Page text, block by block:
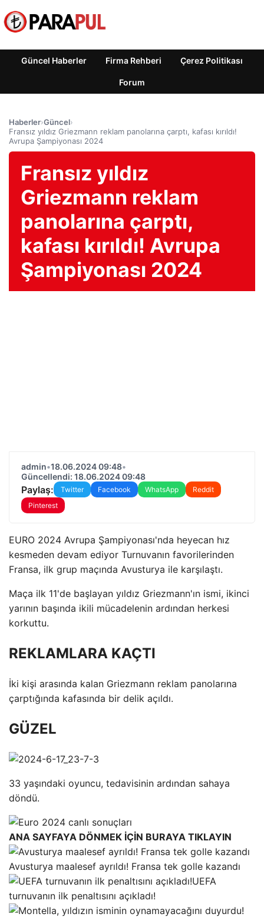
Güncel Haberler Firma Rehberi Çerez Politikası
Forum
Haberler›Güncel›
Fransız yıldız Griezmann reklam panolarına çarptı, kafası kırıldı!
Avrupa Şampiyonası 2024
Fransız yıldız
Griezmann reklam
panolarına çarptı,
kafası kırıldı! Avrupa
Şampiyonası 2024
admin•18.06.2024 09:48•
Güncellendi: 18.06.2024 09:48
Paylaş: Twitter Facebook WhatsApp
Reddit
Pinterest
EURO 2024 Avrupa Şampiyonası'nda heyecan hız
kesmeden devam ediyor Turnuvanın favorilerinden
Fransa, ilk grup maçında Avusturya ile karşılaştı.
Maça ilk 11'de başlayan yıldız Griezmann'ın ismi, ikinci
yarının başında ikili mücadelenin ardından herkesi
korkuttu.
REKLAMLARA KAÇTI
İki kişi arasında kalan Griezmann reklam panolarına
çarptığında kafasında bir delik açıldı.
GÜZEL
33 yaşındaki oyuncu, tedavisinin ardından sahaya
döndü.
ANA SAYFAYA DÖNMEK İÇİN BURAYA TIKLAYIN
Avusturya maalesef ayrıldı! Fransa tek golle kazandı
UEFA
turnuvanın ilk penaltısını açıkladı!